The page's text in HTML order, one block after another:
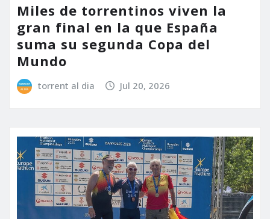
Miles de torrentinos viven la
gran final en la que España
suma su segunda Copa del
Mundo
torrent al dia Jul 20, 2026